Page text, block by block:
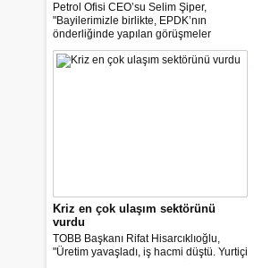
Petrol Ofisi CEO’su Selim Şiper,
"Bayilerimizle birlikte, EPDK’nın
önderliğinde yapılan görüşmeler
sonucunda, dağıtım masraf
paylarımızdan fedakârlık ederek
Kriz en çok ulaşım sektörünü
vurdu
TOBB Başkanı Rifat Hisarcıklıoğlu,
"Üretim yavaşladı, iş hacmi düştü. Yurtiçi